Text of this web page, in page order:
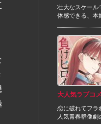
壮大なスケール
体感できる、本
大人気ラブコ
恋に破れてフラ
人気青春群像劇